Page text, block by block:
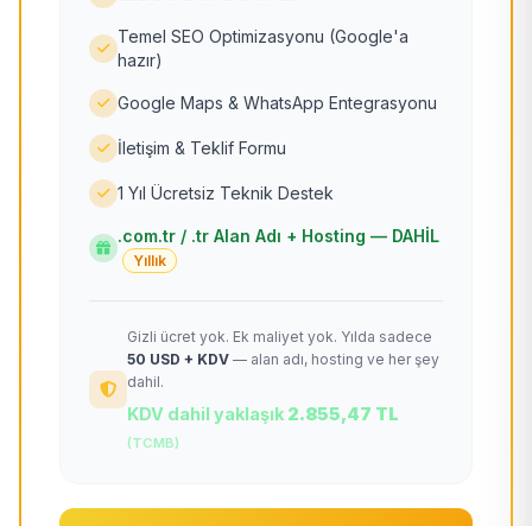
Temel SEO Optimizasyonu (Google'a
hazır)
Google Maps & WhatsApp Entegrasyonu
İletişim & Teklif Formu
1 Yıl Ücretsiz Teknik Destek
.com.tr / .tr Alan Adı + Hosting — DAHİL
Yıllık
Gizli ücret yok. Ek maliyet yok. Yılda sadece
50 USD + KDV — alan adı, hosting ve her şey
dahil.
KDV dahil yaklaşık 2.855,47 TL
(TCMB)